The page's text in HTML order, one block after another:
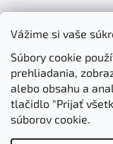
Vážime si vaše
Súbory cookie
prehliadania,
alebo obsahu a
tlačidlo "Prijať
súborov cookie.